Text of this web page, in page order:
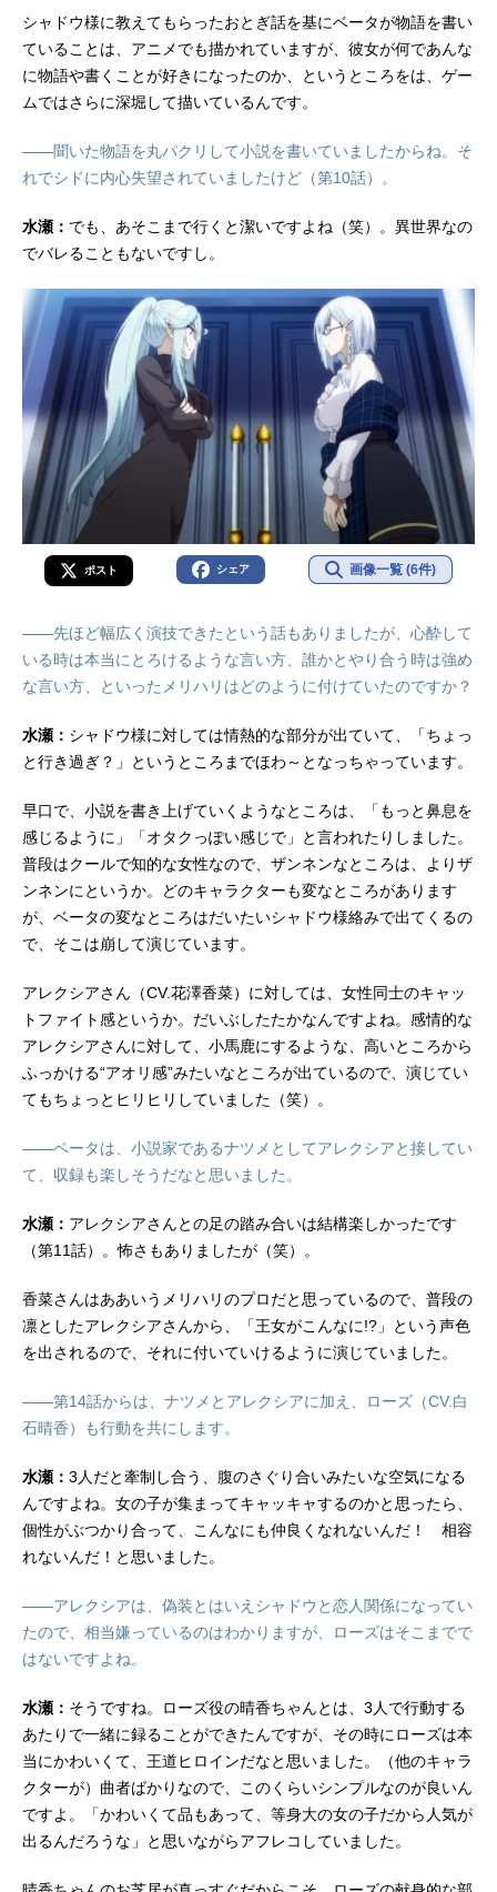
シャドウ様に教えてもらったおとぎ話を基にベータが物語を書い
ていることは、アニメでも描かれていますが、彼女が何であんな
に物語や書くことが好きになったのか、というところをは、ゲー
ムではさらに深堀して描いているんです。
――聞いた物語を丸パクリして小説を書いていましたからね。そ
れでシドに内心失望されていましたけど（第10話）。
水瀬： でも、あそこまで行くと潔いですよね（笑）。異世界なの
でバレることもないですし。
ポスト シェア 画像一覧 (6件)
――先ほど幅広く演技できたという話もありましたが、心酔して
いる時は本当にとろけるような言い方、誰かとやり合う時は強め
な言い方、といったメリハリはどのように付けていたのですか？
水瀬： シャドウ様に対しては情熱的な部分が出ていて、「ちょっ
と行き過ぎ？」というところまでほわ～となっちゃっています。
早口で、小説を書き上げていくようなところは、「もっと鼻息を
感じるように」「オタクっぽい感じで」と言われたりしました。
普段はクールで知的な女性なので、ザンネンなところは、よりザ
ンネンにというか。どのキャラクターも変なところがあります
が、ベータの変なところはだいたいシャドウ様絡みで出てくるの
で、そこは崩して演じています。
アレクシアさん（CV.花澤香菜）に対しては、女性同士のキャッ
トファイト感というか。だいぶしたたかなんですよね。感情的な
アレクシアさんに対して、小馬鹿にするような、高いところから
ふっかける“アオリ感”みたいなところが出ているので、演じてい
てもちょっとヒリヒリしていました（笑）。
――ベータは、小説家であるナツメとしてアレクシアと接してい
て、収録も楽しそうだなと思いました。
水瀬： アレクシアさんとの足の踏み合いは結構楽しかったです
（第11話）。怖さもありましたが（笑）。
香菜さんはああいうメリハリのプロだと思っているので、普段の
凛としたアレクシアさんから、「王女がこんなに!?」という声色
を出されるので、それに付いていけるように演じていました。
――第14話からは、ナツメとアレクシアに加え、ローズ（CV.白
石晴香）も行動を共にします。
水瀬： 3人だと牽制し合う、腹のさぐり合いみたいな空気になる
んですよね。女の子が集まってキャッキャするのかと思ったら、
個性がぶつかり合って、こんなにも仲良くなれないんだ！ 相容
れないんだ！と思いました。
――アレクシアは、偽装とはいえシャドウと恋人関係になってい
たので、相当嫌っているのはわかりますが、ローズはそこまでで
はないですよね。
水瀬： そうですね。ローズ役の晴香ちゃんとは、3人で行動する
あたりで一緒に録ることができたんですが、その時にローズは本
当にかわいくて、王道ヒロインだなと思いました。（他のキャラ
クターが）曲者ばかりなので、このくらいシンプルなのが良いん
ですよ。「かわいくて品もあって、等身大の女の子だから人気が
出るんだろうな」と思いながらアフレコしていました。